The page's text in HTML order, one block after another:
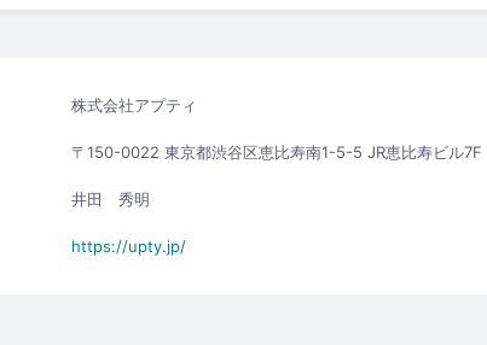
ン
株式会社アプティ
〒150-0022 東京都渋谷区恵比寿南1-5-5 JR恵比寿ビル7F
井田 秀明
https://upty.jp/